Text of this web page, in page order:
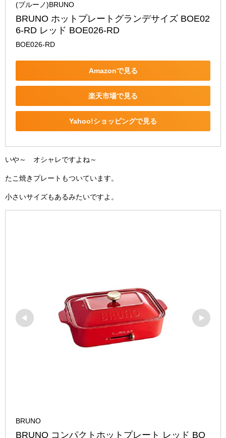
(ブルーノ)BRUNO
BRUNO ホットプレートグランデサイズ BOE02
6-RD レッド BOE026-RD
BOE026-RD
Amazonで見る
楽天市場で見る
Yahoo!ショッピングで見る
いや～ オシャレですよね～
たこ焼きプレートもついています。
小さいサイズもあるみたいですよ。
BRUNO
BRUNO コンパクトホットプレート レッド BO